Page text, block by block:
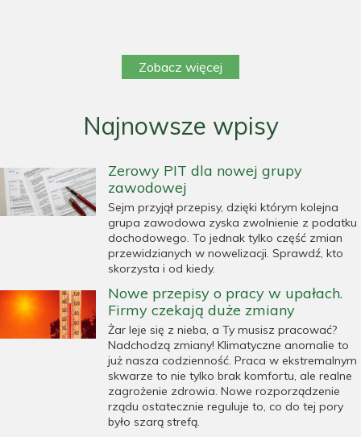
Zobacz więcej
Najnowsze wpisy
Zerowy PIT dla nowej grupy
zawodowej
Sejm przyjął przepisy, dzięki którym kolejna
grupa zawodowa zyska zwolnienie z podatku
dochodowego. To jednak tylko część zmian
przewidzianych w nowelizacji. Sprawdź, kto
skorzysta i od kiedy.
Nowe przepisy o pracy w upałach.
Firmy czekają duże zmiany
Żar leje się z nieba, a Ty musisz pracować?
Nadchodzą zmiany! Klimatyczne anomalie to
już nasza codzienność. Praca w ekstremalnym
skwarze to nie tylko brak komfortu, ale realne
zagrożenie zdrowia. Nowe rozporządzenie
rządu ostatecznie reguluje to, co do tej pory
było szarą strefą.